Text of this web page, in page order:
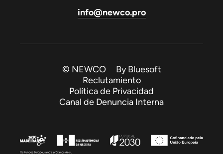
info@newco.pro
© NEWCO ByBluesoft
Reclutamiento
Política de Privacidad
Canal de Denuncia Interna